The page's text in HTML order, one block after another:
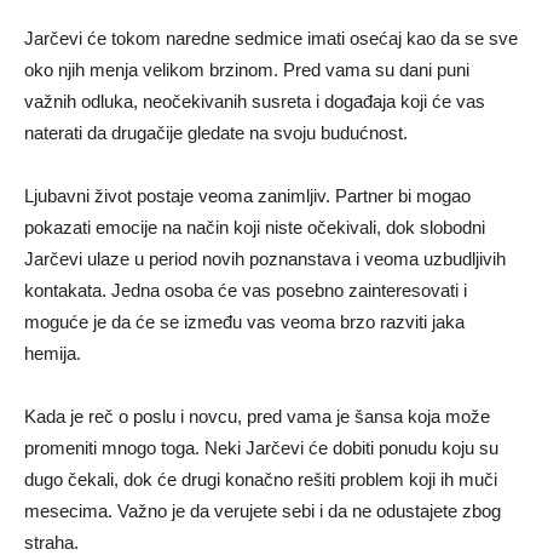
Jarčevi će tokom naredne sedmice imati osećaj kao da se sve
oko njih menja velikom brzinom. Pred vama su dani puni
važnih odluka, neočekivanih susreta i događaja koji će vas
naterati da drugačije gledate na svoju budućnost.
Ljubavni život postaje veoma zanimljiv. Partner bi mogao
pokazati emocije na način koji niste očekivali, dok slobodni
Jarčevi ulaze u period novih poznanstava i veoma uzbudljivih
kontakata. Jedna osoba će vas posebno zainteresovati i
moguće je da će se između vas veoma brzo razviti jaka
hemija.
Kada je reč o poslu i novcu, pred vama je šansa koja može
promeniti mnogo toga. Neki Jarčevi će dobiti ponudu koju su
dugo čekali, dok će drugi konačno rešiti problem koji ih muči
mesecima. Važno je da verujete sebi i da ne odustajete zbog
straha.